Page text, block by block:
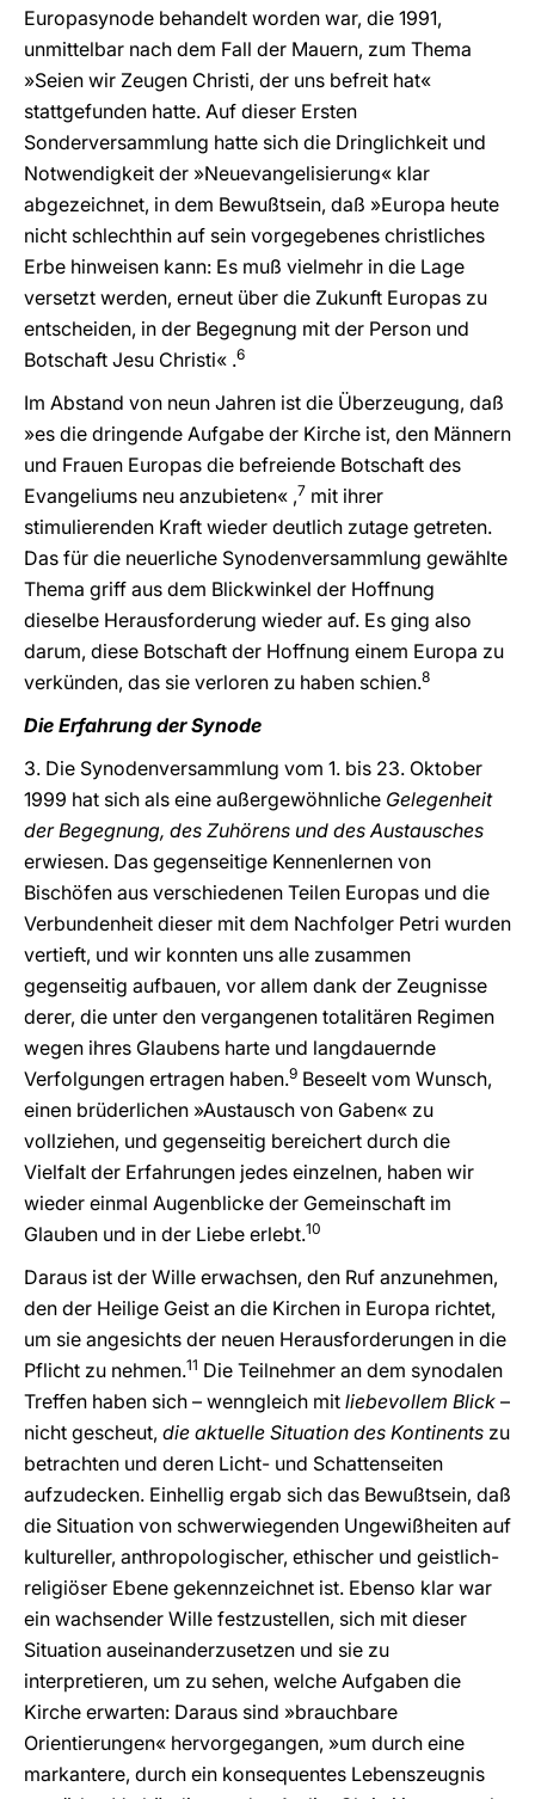
Europasynode behandelt worden war, die 1991,
unmittelbar nach dem Fall der Mauern, zum Thema
»Seien wir Zeugen Christi, der uns befreit hat«
stattgefunden hatte. Auf dieser Ersten
Sonderversammlung hatte sich die Dringlichkeit und
Notwendigkeit der »Neuevangelisierung« klar
abgezeichnet, in dem Bewußtsein, daß »Europa heute
nicht schlechthin auf sein vorgegebenes christliches
Erbe hinweisen kann: Es muß vielmehr in die Lage
versetzt werden, erneut über die Zukunft Europas zu
entscheiden, in der Begegnung mit der Person und
Botschaft Jesu Christi« .6
Im Abstand von neun Jahren ist die Überzeugung, daß
»es die dringende Aufgabe der Kirche ist, den Männern
und Frauen Europas die befreiende Botschaft des
Evangeliums neu anzubieten« ,7 mit ihrer
stimulierenden Kraft wieder deutlich zutage getreten.
Das für die neuerliche Synodenversammlung gewählte
Thema griff aus dem Blickwinkel der Hoffnung
dieselbe Herausforderung wieder auf. Es ging also
darum, diese Botschaft der Hoffnung einem Europa zu
verkünden, das sie verloren zu haben schien.8
Die Erfahrung der Synode
3. Die Synodenversammlung vom 1. bis 23. Oktober
1999 hat sich als eine außergewöhnliche Gelegenheit
der Begegnung, des Zuhörens und des Austausches
erwiesen. Das gegenseitige Kennenlernen von
Bischöfen aus verschiedenen Teilen Europas und die
Verbundenheit dieser mit dem Nachfolger Petri wurden
vertieft, und wir konnten uns alle zusammen
gegenseitig aufbauen, vor allem dank der Zeugnisse
derer, die unter den vergangenen totalitären Regimen
wegen ihres Glaubens harte und langdauernde
Verfolgungen ertragen haben.9 Beseelt vom Wunsch,
einen brüderlichen »Austausch von Gaben« zu
vollziehen, und gegenseitig bereichert durch die
Vielfalt der Erfahrungen jedes einzelnen, haben wir
wieder einmal Augenblicke der Gemeinschaft im
Glauben und in der Liebe erlebt.10
Daraus ist der Wille erwachsen, den Ruf anzunehmen,
den der Heilige Geist an die Kirchen in Europa richtet,
um sie angesichts der neuen Herausforderungen in die
Pflicht zu nehmen.11 Die Teilnehmer an dem synodalen
Treffen haben sich – wenngleich mit liebevollem Blick –
nicht gescheut, die aktuelle Situation des Kontinents zu
betrachten und deren Licht- und Schattenseiten
aufzudecken. Einhellig ergab sich das Bewußtsein, daß
die Situation von schwerwiegenden Ungewißheiten auf
kultureller, anthropologischer, ethischer und geistlich-
religiöser Ebene gekennzeichnet ist. Ebenso klar war
ein wachsender Wille festzustellen, sich mit dieser
Situation auseinanderzusetzen und sie zu
interpretieren, um zu sehen, welche Aufgaben die
Kirche erwarten: Daraus sind »brauchbare
Orientierungen« hervorgegangen, »um durch eine
markantere, durch ein konsequentes Lebenszeugnis